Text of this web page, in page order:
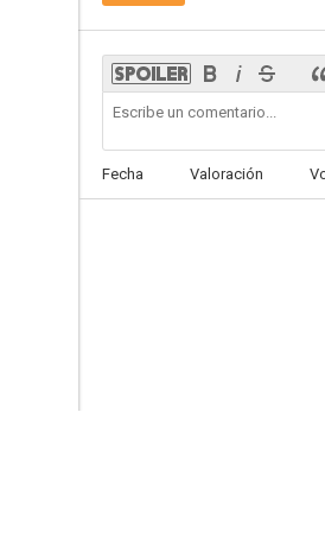
Fecha Valoración